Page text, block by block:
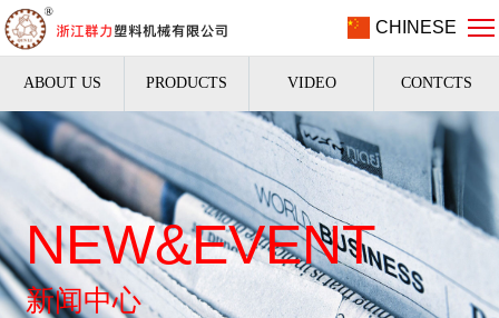
CHINESE
ABOUT US PRODUCTS VIDEO CONTCTS
NEW&EVENT
新闻中心